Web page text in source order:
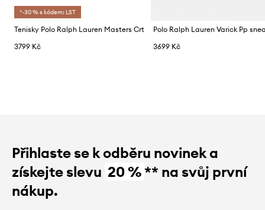
*-30 % s kódem: LST
Tenisky Polo Ralph Lauren Masters Crt
3799 Kč
3699 Kč
Přihlaste se k odběru novinek a
získejte slevu 20 %** na svůj první
nákup.